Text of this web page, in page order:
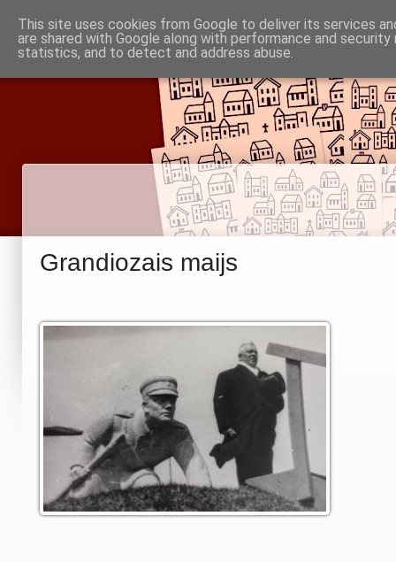
Piņķu draudze
Babītes un Jaunmārupes luterāņiem
Baznīca
Par mums
Noderīgi
Informācija
Grandiozais maijs
This site uses cookies from Google to deliver its services
are shared with Google along with performance and
statistics, and to detect and address abuse.